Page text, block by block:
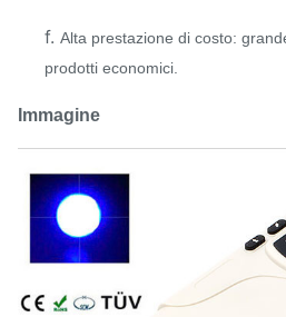
f. Alta prestazione di costo:
prodotti economici.
Immagine